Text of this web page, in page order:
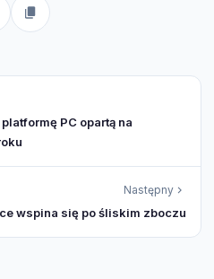
PC opartą na
Następny
wspina się po śliskim zboczu